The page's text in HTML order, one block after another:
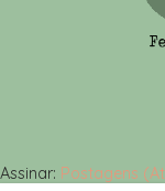
Assinar: Postagens